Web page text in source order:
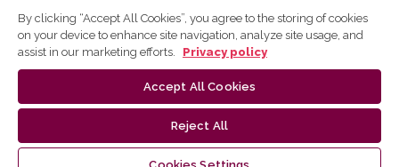
Vilnius University Press platform and metadata are distributed by
By clicking “Accept All Cookies”, you agree to the storing of cookies
on your device to enhance site navigation, analyze site usage, and
assist in our marketing efforts.
Privacy policy
Accept All Cookies
Reject All